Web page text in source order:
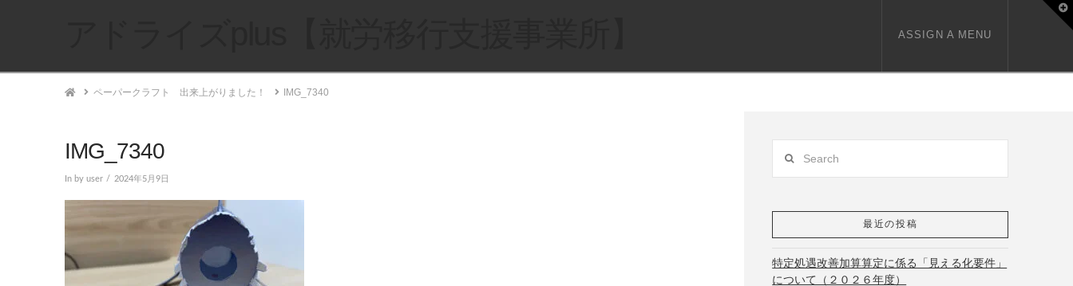
ASSIGN A MENU
Homeペーパークラフト 出来上がりました！ IMG_7340
IMG_7340
In by user 2024年5月9日
最近の投稿
特定処遇改善加算算定に係る「見える化要件」
について（２０２６年度）